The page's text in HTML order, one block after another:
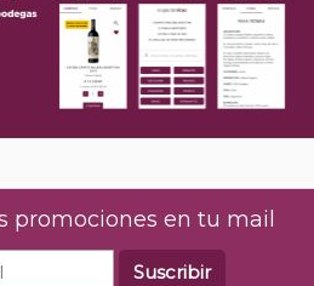
promociones en tu mail
Suscribir